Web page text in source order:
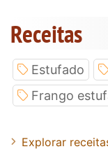
Receitas
Estufado
Frango
Explorar